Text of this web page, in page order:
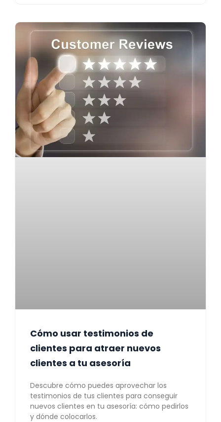
Cómo usar testimonios de
clientes para atraer nuevos
clientes a tu asesoría
Descubre cómo puedes aprovechar los
testimonios de tus clientes para conseguir
nuevos clientes en tu asesoría: cómo pedirlos
y dónde colocarlos.